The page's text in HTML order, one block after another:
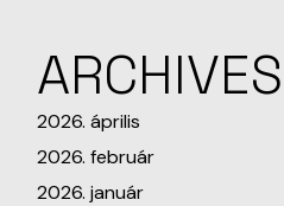
ARCHIVES
2026. április
2026. február
2026. január